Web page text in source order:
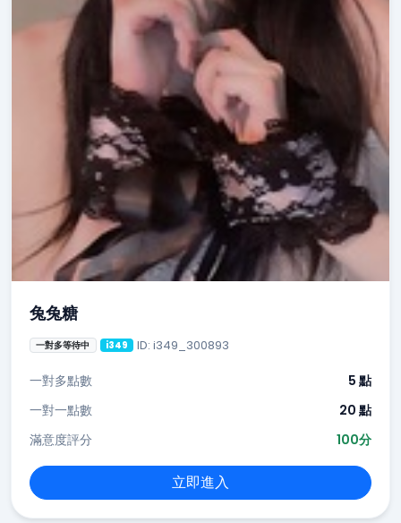
兔兔糖
一對多等待中 i349 ID: i349_300893
一對多點數
5 點
一對一點數
20 點
滿意度評分
100分
立即進入